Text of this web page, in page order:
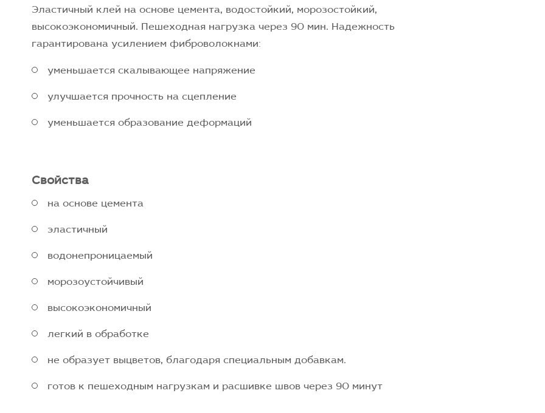
Эластичный клей на основе цемента, водостойкий, морозостойкий,
высокоэкономичный. Пешеходная нагрузка через 90 мин. Надежность
гарантирована усилением фиброволокнами:
уменьшается скалывающее напряжение
улучшается прочность на сцепление
уменьшается образование деформаций
Свойства
на основе цемента
эластичный
водонепроницаемый
морозоустойчивый
высокоэкономичный
легкий в обработке
не образует выцветов, благодаря специальным добавкам.
готов к пешеходным нагрузкам и расшивке швов через 90 минут